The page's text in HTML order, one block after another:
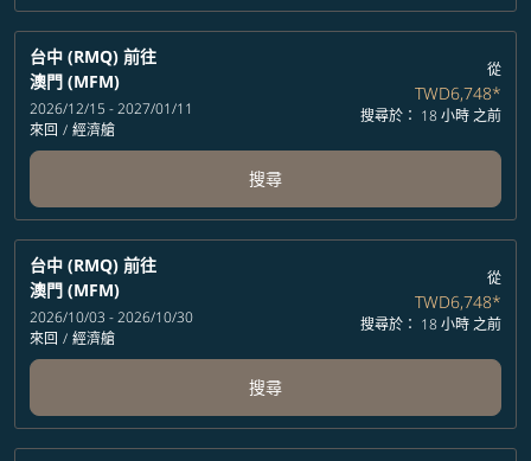
台中 (RMQ) 前往
澳門 (MFM)
2026/12/15 - 2027/01/11
來回 / 經濟艙
從
TWD6,748*
搜尋於： 18 小時 之前
搜尋
台中 (RMQ) 前往
澳門 (MFM)
2026/10/03 - 2026/10/30
來回 / 經濟艙
從
TWD6,748*
搜尋於： 18 小時 之前
搜尋